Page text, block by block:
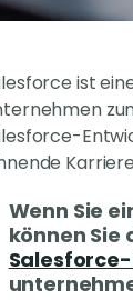
ist
Wenn Sie
können Sie